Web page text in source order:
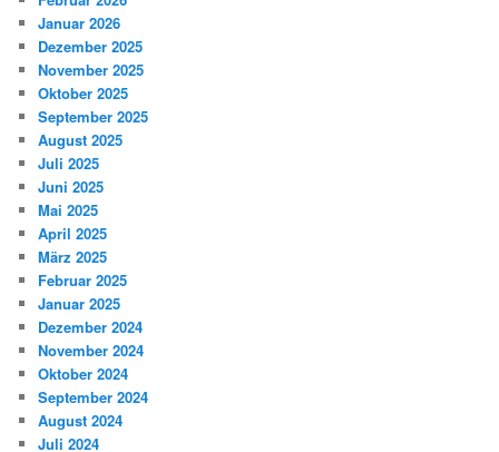
Januar 2026
Dezember 2025
November 2025
Oktober 2025
September 2025
August 2025
Juli 2025
Juni 2025
Mai 2025
April 2025
März 2025
Februar 2025
Januar 2025
Dezember 2024
November 2024
Oktober 2024
September 2024
August 2024
Juli 2024